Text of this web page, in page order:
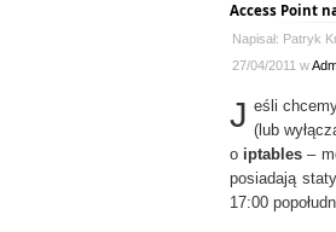
Access Point
Napisał: Patryk
27/04/2011 w
J eśli
(lub
o iptables –
posiadają
17:00